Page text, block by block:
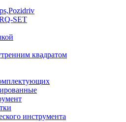
SET
квадратом
инструмента